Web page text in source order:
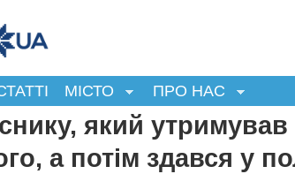
МІСТО ПРО НАС
який утримував
а потім здався у